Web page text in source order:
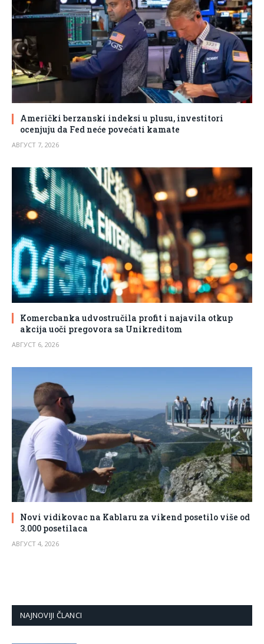
Američki berzanski indeksi u plusu, investitori
ocenjuju da Fed neće povećati kamate
АВГУСТ 7, 2026
Komercbanka udvostručila profit i najavila otkup
akcija uoči pregovora sa Unikreditom
АВГУСТ 6, 2026
Novi vidikovac na Kablaru za vikend posetilo više od
3.000 posetilaca
АВГУСТ 4, 2026
NAJNOVIJI ČLANCI